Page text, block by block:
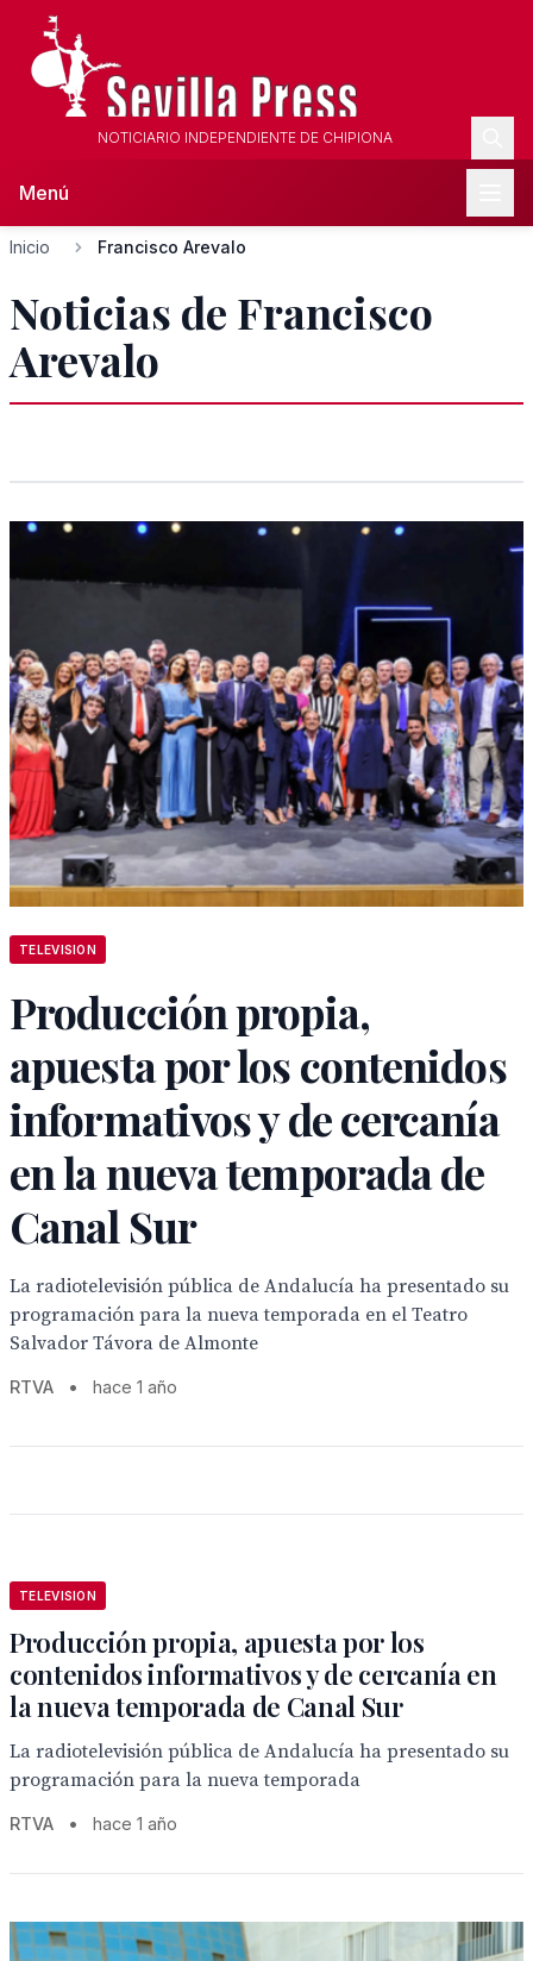
NOTICIARIO INDEPENDIENTE DE CHIPIONA
Menú
Inicio Francisco Arevalo
Noticias de Francisco
Arevalo
TELEVISION
Producción propia,
apuesta por los contenidos
informativos y de cercanía
en la nueva temporada de
Canal Sur
La radiotelevisión pública de Andalucía ha presentado su
programación para la nueva temporada en el Teatro
Salvador Távora de Almonte
RTVA • hace 1 año
TELEVISION
Producción propia, apuesta por los
contenidos informativos y de cercanía en
la nueva temporada de Canal Sur
La radiotelevisión pública de Andalucía ha presentado su
programación para la nueva temporada
RTVA • hace 1 año